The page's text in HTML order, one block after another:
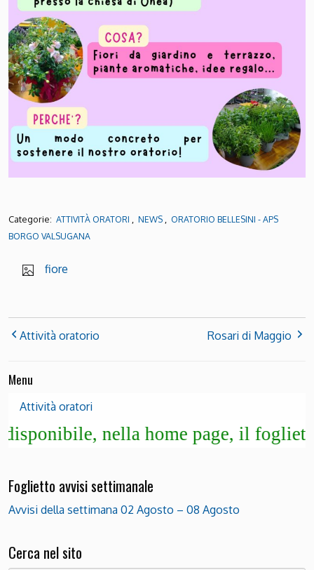
Categorie: ATTIVITÀ ORATORI NEWS
ORATORIO BELLESINI - APS
BORGO VALSUGANA
fiore
Attività oratorio Rosari di Maggio
Menu
Attività oratori
nella home page, il foglietto
Foglietto avvisi settimanale
Avvisi della settimana 02 Agosto – 08 Agosto
Cerca nel sito